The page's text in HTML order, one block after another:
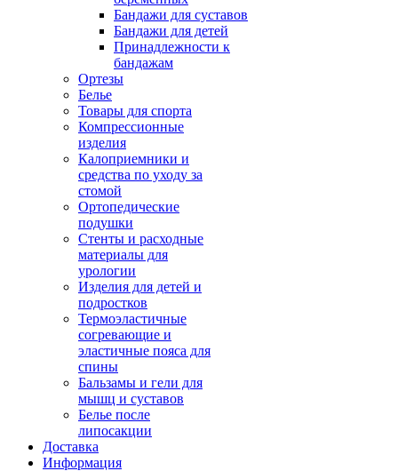
Бандажи для суставов
Бандажи для детей
Принадлежности к
бандажам
Ортезы
Белье
Товары для спорта
Компрессионные
изделия
Калоприемники и
средства по уходу за
стомой
Ортопедические
подушки
Стенты и расходные
материалы для
урологии
Изделия для детей и
подростков
Термоэластичные
согревающие и
эластичные пояса для
спины
Бальзамы и гели для
мышц и суставов
Белье после
липосакции
Доставка
Информация